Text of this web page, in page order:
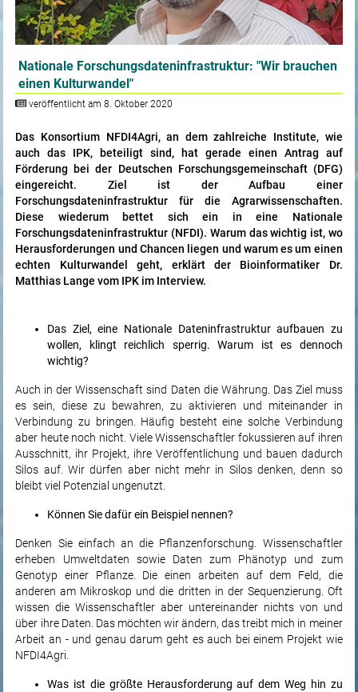
Nationale Forschungsdateninfrastruktur: "Wir brauchen
einen Kulturwandel"
veröffentlicht am 8. Oktober 2020
Das Konsortium NFDI4Agri, an dem zahlreiche Institute, wie
auch das IPK, beteiligt sind, hat gerade einen Antrag auf
Förderung bei der Deutschen Forschungsgemeinschaft (DFG)
eingereicht. Ziel ist der Aufbau einer
Forschungsdateninfrastruktur für die Agrarwissenschaften.
Diese wiederum bettet sich ein in eine Nationale
Forschungsdateninfrastruktur (NFDI). Warum das wichtig ist, wo
Herausforderungen und Chancen liegen und warum es um einen
echten Kulturwandel geht, erklärt der Bioinformatiker Dr.
Matthias Lange vom IPK im Interview.
Das Ziel, eine Nationale Dateninfrastruktur aufbauen zu
wollen, klingt reichlich sperrig. Warum ist es dennoch
wichtig?
Auch in der Wissenschaft sind Daten die Währung. Das Ziel muss
es sein, diese zu bewahren, zu aktivieren und miteinander in
Verbindung zu bringen. Häufig besteht eine solche Verbindung
aber heute noch nicht. Viele Wissenschaftler fokussieren auf ihren
Ausschnitt, ihr Projekt, ihre Veröffentlichung und bauen dadurch
Silos auf. Wir dürfen aber nicht mehr in Silos denken, denn so
bleibt viel Potenzial ungenutzt.
Können Sie dafür ein Beispiel nennen?
Denken Sie einfach an die Pflanzenforschung. Wissenschaftler
erheben Umweltdaten sowie Daten zum Phänotyp und zum
Genotyp einer Pflanze. Die einen arbeiten auf dem Feld, die
anderen am Mikroskop und die dritten in der Sequenzierung. Oft
wissen die Wissenschaftler aber untereinander nichts von und
über ihre Daten. Das möchten wir ändern, das treibt mich in meiner
Arbeit an - und genau darum geht es auch bei einem Projekt wie
NFDI4Agri.
Was ist die größte Herausforderung auf dem Weg hin zu